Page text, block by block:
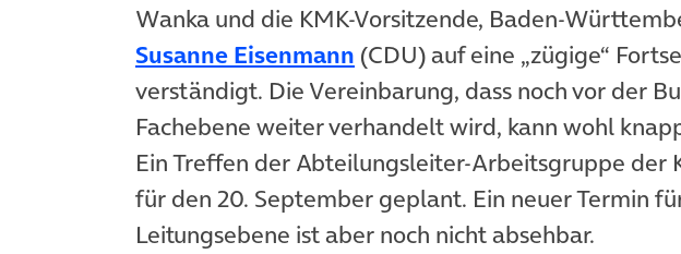
Wanka und die KMK-Vorsitzende, Baden-
Susanne Eisenmann (öffnet in neuem Tab)
(CDU) auf eine „zügige“
verständigt. Die Vereinbarung, dass noch vor der
Fachebene weiter verhandelt wird, kann wohl
Ein Treffen der Abteilungsleiter-Arbeitsgruppe der
für den 20. September geplant. Ein neuer Termin
Leitungsebene ist aber noch nicht absehbar.